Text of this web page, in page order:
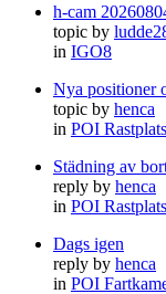
h-cam
topic by
in IGO8
Nya positioner
topic by henca
in POI Rastplats
Städning av
reply by henca
in POI Rastplats
Dags igen
reply by henca
in POI